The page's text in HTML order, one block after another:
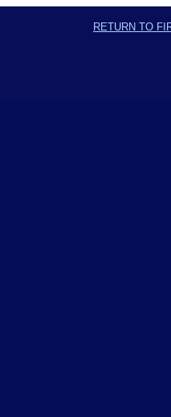
RETURN TO